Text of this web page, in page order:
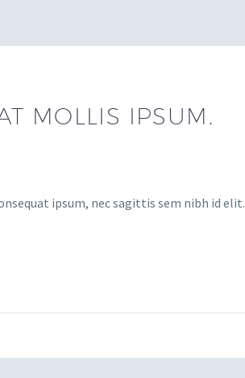
MOLLIS IPSUM.
ipsum, nec sagittis sem nibh id elit.